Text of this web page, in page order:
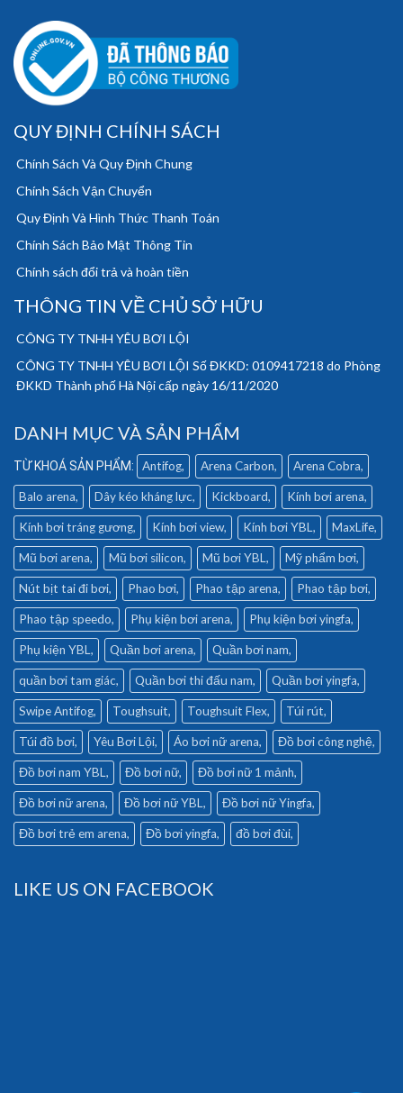
QUY ĐỊNH CHÍNH SÁCH
Chính Sách Và Quy Định Chung
Chính Sách Vận Chuyển
Quy Định Và Hình Thức Thanh Toán
Chính Sách Bảo Mật Thông Tin
Chính sách đổi trả và hoàn tiền
THÔNG TIN VỀ CHỦ SỞ HỮU
CÔNG TY TNHH YÊU BƠI LỘI
CÔNG TY TNHH YÊU BƠI LỘI Số ĐKKD: 0109417218 do Phòng
ĐKKD Thành phố Hà Nội cấp ngày 16/11/2020
DANH MỤC VÀ SẢN PHẨM
Antifog Arena Carbon Arena Cobra
Balo arena Dây kéo kháng lực Kickboard Kính bơi arena
Kính bơi tráng gương Kính bơi view Kính bơi YBL MaxLife
Mũ bơi arena Mũ bơi silicon Mũ bơi YBL Mỹ phẩm bơi
Nút bịt tai đi bơi Phao bơi Phao tập arena Phao tập bơi
Phao tập speedo Phụ kiện bơi arena Phụ kiện bơi yingfa
Phụ kiện YBL Quần bơi arena Quần bơi nam
quần bơi tam giác Quần bơi thi đấu nam Quần bơi yingfa
Swipe Antifog Toughsuit Toughsuit Flex Túi rút
Túi đồ bơi Yêu Bơi Lội Áo bơi nữ arena Đồ bơi công nghệ
Đồ bơi nam YBL Đồ bơi nữ Đồ bơi nữ 1 mảnh
Đồ bơi nữ arena Đồ bơi nữ YBL Đồ bơi nữ Yingfa
Đồ bơi trẻ em arena Đồ bơi yingfa đồ bơi đùi
LIKE US ON FACEBOOK